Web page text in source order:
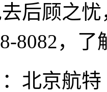
后顾之
8082，
：北京航特